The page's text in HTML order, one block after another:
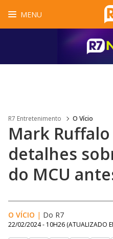
MENU
R7 Entretenimento O Vício
Mark
detalhes
do MCU
O VÍCIO | Do R7
22/02/2024 - 10H26 (ATUALIZADO